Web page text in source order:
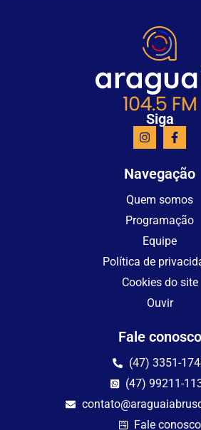
Siga
Navegação
Quem somos
Programação
Equipe
Política de
Cookies do site
Ouvir
Fale conosco
(47) 3351-
(47) 99211-
Fale conosco